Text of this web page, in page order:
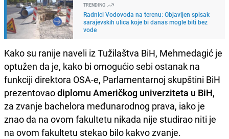
TRENDING
Radnici Vodovoda na terenu: Objavljen spisak
sarajevskih ulica koje bi danas mogle biti bez
vode
Kako su ranije naveli iz Tužilaštva BiH, Mehmedagić je
optužen da je, kako bi omogućio sebi ostanak na
funkciji direktora OSA-e, Parlamentarnoj skupštini BiH
prezentovaodiplomu Američkog univerziteta u BiH,
za zvanje bachelora međunarodnog prava, iako je
znao da na ovom fakultetu nikada nije studirao niti je
na ovom fakultetu stekao bilo kakvo zvanje.